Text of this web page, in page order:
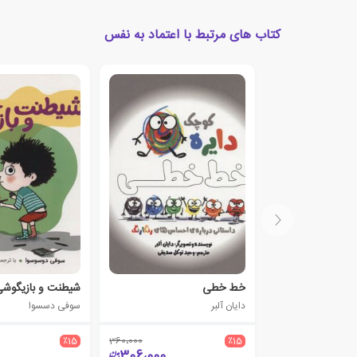
کتاب های مرتبط با اعتماد به نفس
خط خطی
دایان آلبر
٪15 360،000
شیطنت و
سوفی دسسوا
٪15